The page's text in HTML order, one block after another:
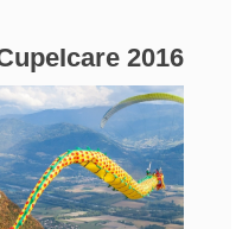
2016